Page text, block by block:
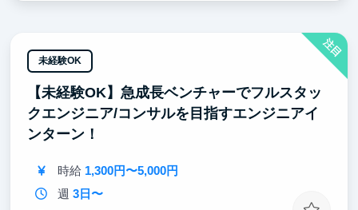
務にはどんどん挑戦できる環境が整っています。
実務経験を積みながら成長でき、就活で武器になるエ
ピソードが得られます。
【学業や学生生活との両立応援】
試験や免許合宿等でまとまったお休みを取ることも可
事業が生まれる・伸びる瞬間を一緒に楽しめる仲間を
お待ちしています！
注目
未経験OK
【未経験OK】急成長ベンチャーでフルスタッ
クエンジニア/コンサルを目指すエンジニアイ
ンターン！
時給 1,300円〜5,000円
週 3日〜